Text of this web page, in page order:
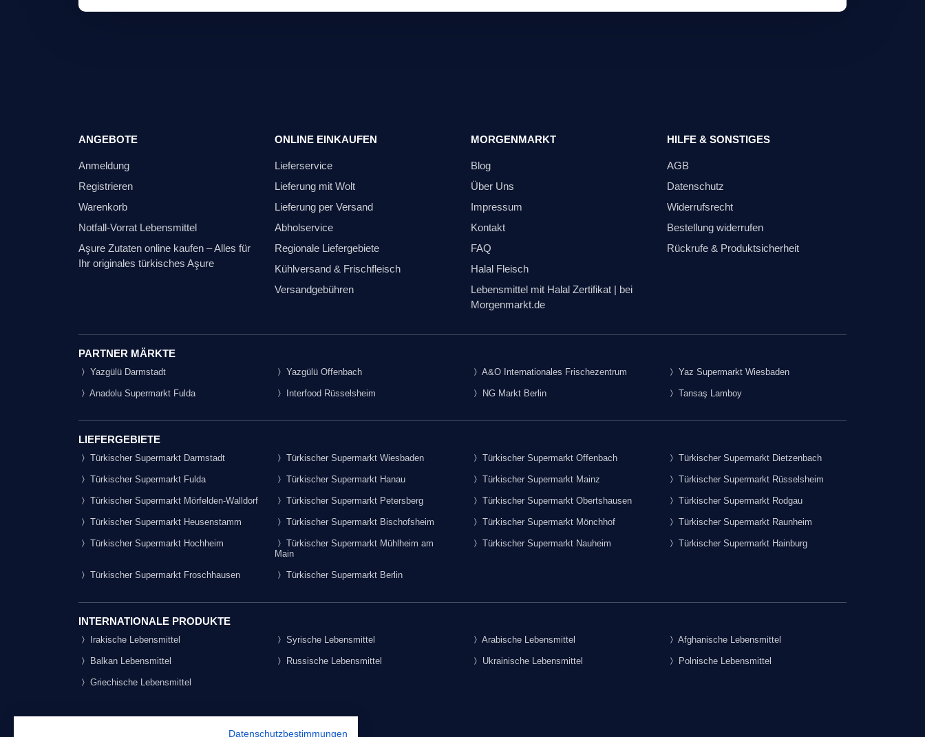
ANGEBOTE
Anmeldung
Registrieren
Warenkorb
Notfall-Vorrat Lebensmittel
Aşure Zutaten online kaufen – Alles für
Ihr originales türkisches Aşure
ONLINE EINKAUFEN
Lieferservice
Lieferung mit Wolt
Lieferung per Versand
Abholservice
Regionale Liefergebiete
Kühlversand & Frischfleisch
Versandgebühren
MORGENMARKT
Blog
Über Uns
Impressum
Kontakt
FAQ
Halal Fleisch
Lebensmittel mit Halal Zertifikat | bei
Morgenmarkt.de
HILFE & SONSTIGES
AGB
Datenschutz
Widerrufsrecht
Bestellung widerrufen
Rückrufe & Produktsicherheit
PARTNER MÄRKTE
Yazgülü Darmstadt Yazgülü Offenbach A&O Internationales Frischezentrum Yaz Supermarkt Wiesbaden
Anadolu Supermarkt Fulda Interfood Rüsselsheim NG Markt Berlin Tansaş Lamboy
LIEFERGEBIETE
Türkischer Supermarkt Darmstadt Türkischer Supermarkt Wiesbaden Türkischer Supermarkt Offenbach Türkischer Supermarkt Dietzenbach
Türkischer Supermarkt Fulda Türkischer Supermarkt Hanau Türkischer Supermarkt Mainz Türkischer Supermarkt Rüsselsheim
Türkischer Supermarkt Mörfelden-Walldorf Türkischer Supermarkt Petersberg Türkischer Supermarkt Obertshausen Türkischer Supermarkt Rodgau
Türkischer Supermarkt Heusenstamm Türkischer Supermarkt Bischofsheim Türkischer Supermarkt Mönchhof Türkischer Supermarkt Raunheim
Türkischer Supermarkt Hochheim
Türkischer Supermarkt Mühlheim am
Main
Türkischer Supermarkt Nauheim Türkischer Supermarkt Hainburg
Türkischer Supermarkt Froschhausen Türkischer Supermarkt Berlin
INTERNATIONALE PRODUKTE
Irakische Lebensmittel Syrische Lebensmittel Arabische Lebensmittel Afghanische Lebensmittel
Balkan Lebensmittel Russische Lebensmittel Ukrainische Lebensmittel Polnische Lebensmittel
Griechische Lebensmittel
Datenschutzbestimmungen